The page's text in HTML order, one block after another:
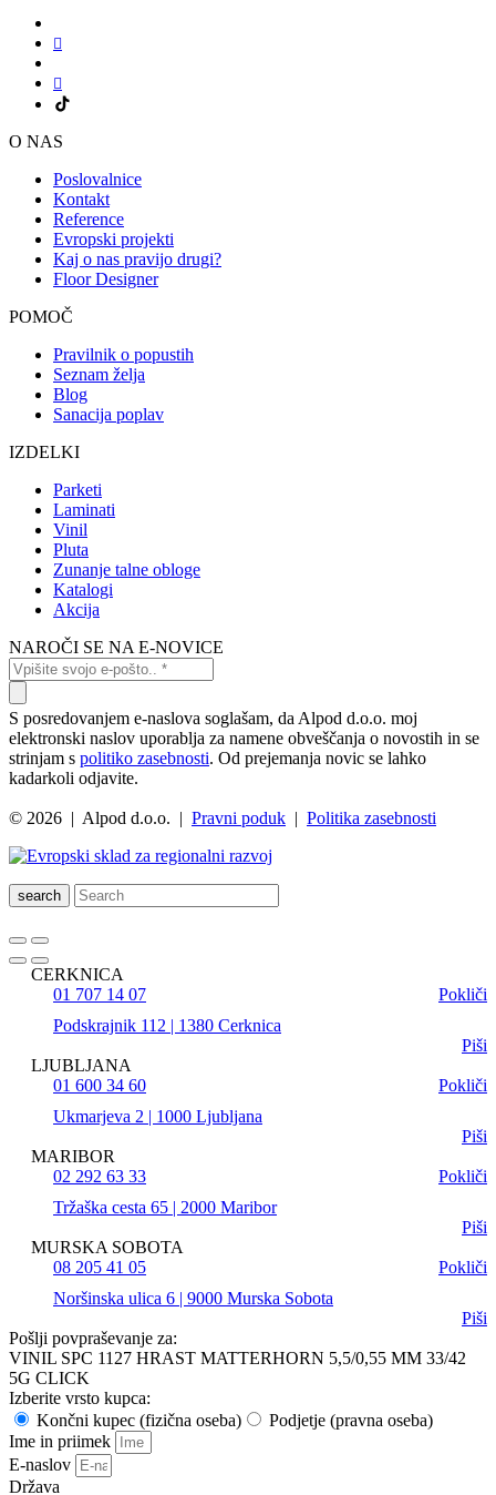
O NAS
Poslovalnice
Kontakt
Reference
Evropski projekti
Kaj o nas pravijo drugi?
Floor Designer
POMOČ
Pravilnik o popustih
Seznam želja
Blog
Sanacija poplav
IZDELKI
Parketi
Laminati
Vinil
Pluta
Zunanje talne obloge
Katalogi
Akcija
NAROČI SE NA E-NOVICE
S posredovanjem e-naslova soglašam, da Alpod d.o.o. moj
elektronski naslov uporablja za namene obveščanja o novostih in se
strinjam s politiko zasebnosti. Od prejemanja novic se lahko
kadarkoli odjavite.
© 2026 | Alpod d.o.o. | Pravni poduk | Politika zasebnosti
search
CERKNICA
01 707 14 07
Pokliči
Podskrajnik 112 | 1380 Cerknica
Piši
LJUBLJANA
01 600 34 60
Pokliči
Ukmarjeva 2 | 1000 Ljubljana
Piši
MARIBOR
02 292 63 33
Pokliči
Tržaška cesta 65 | 2000 Maribor
Piši
MURSKA SOBOTA
08 205 41 05
Pokliči
Noršinska ulica 6 | 9000 Murska Sobota
Piši
Pošlji povpraševanje za:
VINIL SPC 1127 HRAST MATTERHORN 5,5/0,55 MM 33/42
5G CLICK
Izberite vrsto kupca:
Končni kupec (fizična oseba)
Podjetje (pravna oseba)
Ime in priimek
E-naslov
Država